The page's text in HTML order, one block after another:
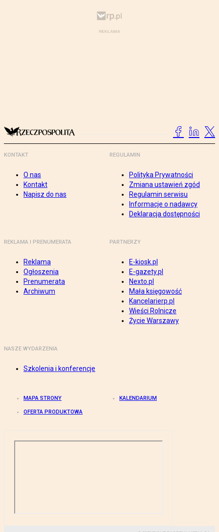
KONTAKT
O nas
Kontakt
Napisz do nas
REGULAMIN
Polityka Prywatności
Zmiana ustawień zgód
Regulamin serwisu
Informacje o nadawcy
Deklaracja dostępności
REKLAMA I PRENUMERATA
Reklama
Ogłoszenia
Prenumerata
Archiwum
PARTNERZY
E-kiosk.pl
E-gazety.pl
Nexto.pl
Mała księgowość
Kancelarierp.pl
Wieści Rolnicze
Życie Warszawy
NASZE WYDARZENIA
Szkolenia i konferencje
MAPA STRONY KALENDARIUM
OFERTA PRODUKTOWA